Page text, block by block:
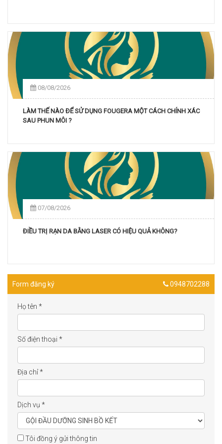
08/08/2026
LÀM THẾ NÀO ĐỂ SỬ DỤNG FOUGERA MỘT CÁCH CHÍNH XÁC
SAU PHUN MÔI ?
07/08/2026
ĐIỀU TRỊ RẠN DA BẰNG LASER CÓ HIỆU QUẢ KHÔNG?
Form đăng ký 0948702288
Họ tên *
Số điện thoại *
Địa chỉ*
Dịch vụ *
Tôi đồng ý gửi thông tin